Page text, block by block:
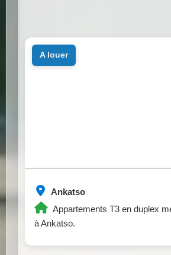
Ankatso
Appartements T3 en duplex
à Ankatso.
a louer